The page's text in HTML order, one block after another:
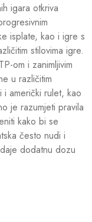
igara otkriva
isplate, kao i igre s
stilovima igre.
om i zanimljivim
u različitim
i američki rulet, kao
je razumjeti pravila
kako bi se
često nudi i
dodatnu dozu